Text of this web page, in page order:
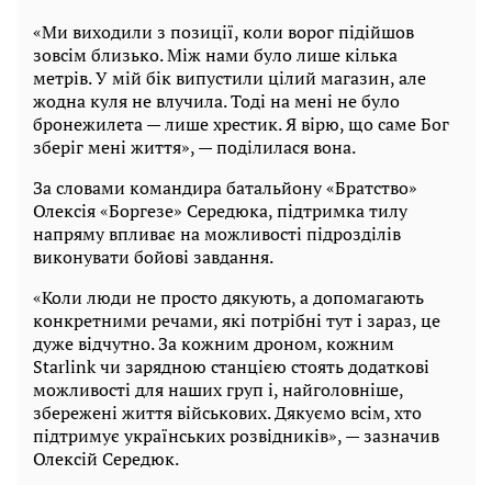
«Ми виходили з позиції, коли ворог підійшов
зовсім близько. Між нами було лише кілька
метрів. У мій бік випустили цілий магазин, але
жодна куля не влучила. Тоді на мені не було
бронежилета — лише хрестик. Я вірю, що саме Бог
зберіг мені життя», — поділилася вона.
За словами командира батальйону «Братство»
Олексія «Боргезе» Середюка, підтримка тилу
напряму впливає на можливості підрозділів
виконувати бойові завдання.
«Коли люди не просто дякують, а допомагають
конкретними речами, які потрібні тут і зараз, це
дуже відчутно. За кожним дроном, кожним
Starlink чи зарядною станцією стоять додаткові
можливості для наших груп і, найголовніше,
збережені життя військових. Дякуємо всім, хто
підтримує українських розвідників», — зазначив
Олексій Середюк.